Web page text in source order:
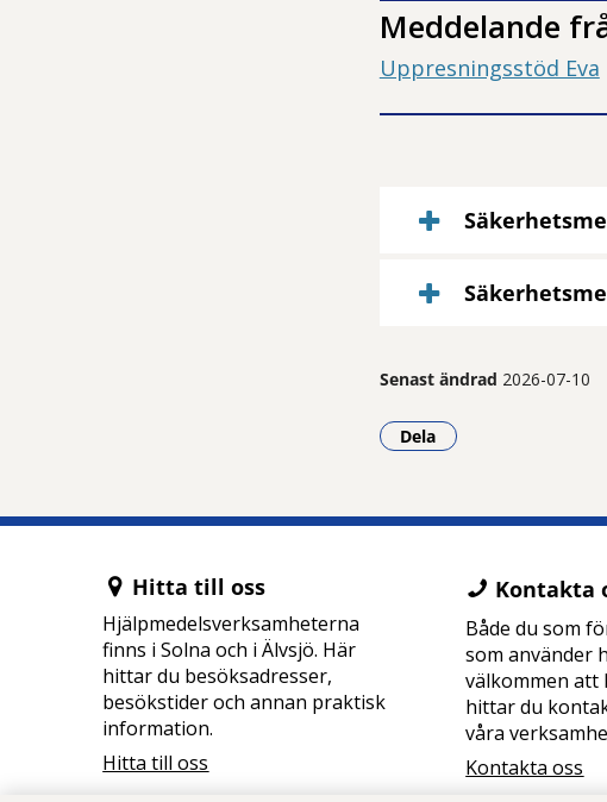
Meddelande
Uppresningsstöd Eva
Senast ändrad 2026-07-10
Dela
- Klicka för att öppna
Hitta till oss
Hjälpmedelsverksamheterna
finns i Solna och i Älvsjö. Här
hittar du besöksadresser,
besökstider och annan praktisk
information.
Hitta till oss
Kontakta
Både du som
som använder
välkommen att
hittar du
våra
Kontakta oss